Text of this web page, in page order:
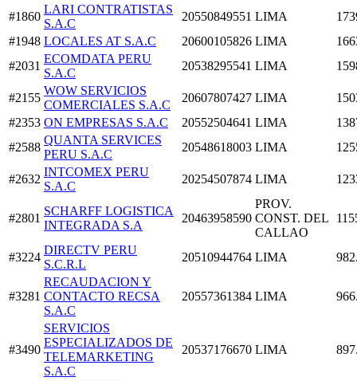
#1860
LARI CONTRATISTAS
S.A.C
20550849551 LIMA
#1948 LOCALES AT S.A.C 20600105826 LIMA
#2031
ECOMDATA PERU
S.A.C
20538295541 LIMA
#2155
WOW SERVICIOS
COMERCIALES S.A.C
20607807427 LIMA
#2353 ON EMPRESAS S.A.C 20552504641 LIMA
#2588
QUANTA SERVICES
PERU S.A.C
20548618003 LIMA
#2632
INTCOMEX PERU
S.A.C
20254507874 LIMA
#2801
SCHARFF LOGISTICA
INTEGRADA S.A
20463958590
PROV.
CONST. DEL
CALLAO
#3224
DIRECTV PERU
S.C.R.L
20510944764 LIMA
#3281
RECAUDACION Y
CONTACTO RECSA
S.A.C
20557361384 LIMA
#3490
SERVICIOS
ESPECIALIZADOS DE
TELEMARKETING
S.A.C
20537176670 LIMA